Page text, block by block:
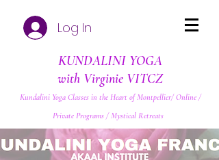
Log In
KUNDALINI YOGA
with Virginie VITCZ
Kundalini Yoga Classes in the Heart of Montpellier/ Online /
Private Programs / Mystical Retreats